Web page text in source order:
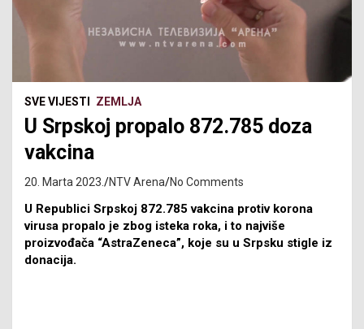
SVE VIJESTI ZEMLJA
U Srpskoj propalo 872.785 doza
vakcina
20. Marta 2023. NTV Arena No Comments
U Republici Srpskoj 872.785 vakcina protiv korona
virusa propalo je zbog isteka roka, i to najviše
proizvođača “AstraZeneca”, koje su u Srpsku stigle iz
donacija.